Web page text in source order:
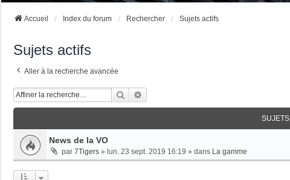
Accueil Index du forum Rechercher Sujets actifs
Sujets actifs
Aller à la recherche avancée
Rechercher
SUJETS
News de la VO
par 7Tigers » lun. 23 sept. 2019 16:19 » dans La gamme